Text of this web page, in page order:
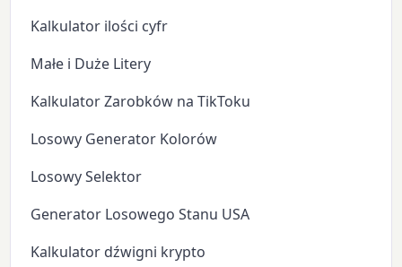
Kalkulator ilości cyfr
Małe i Duże Litery
Kalkulator Zarobków na TikToku
Losowy Generator Kolorów
Losowy Selektor
Generator Losowego Stanu USA
Kalkulator dźwigni krypto